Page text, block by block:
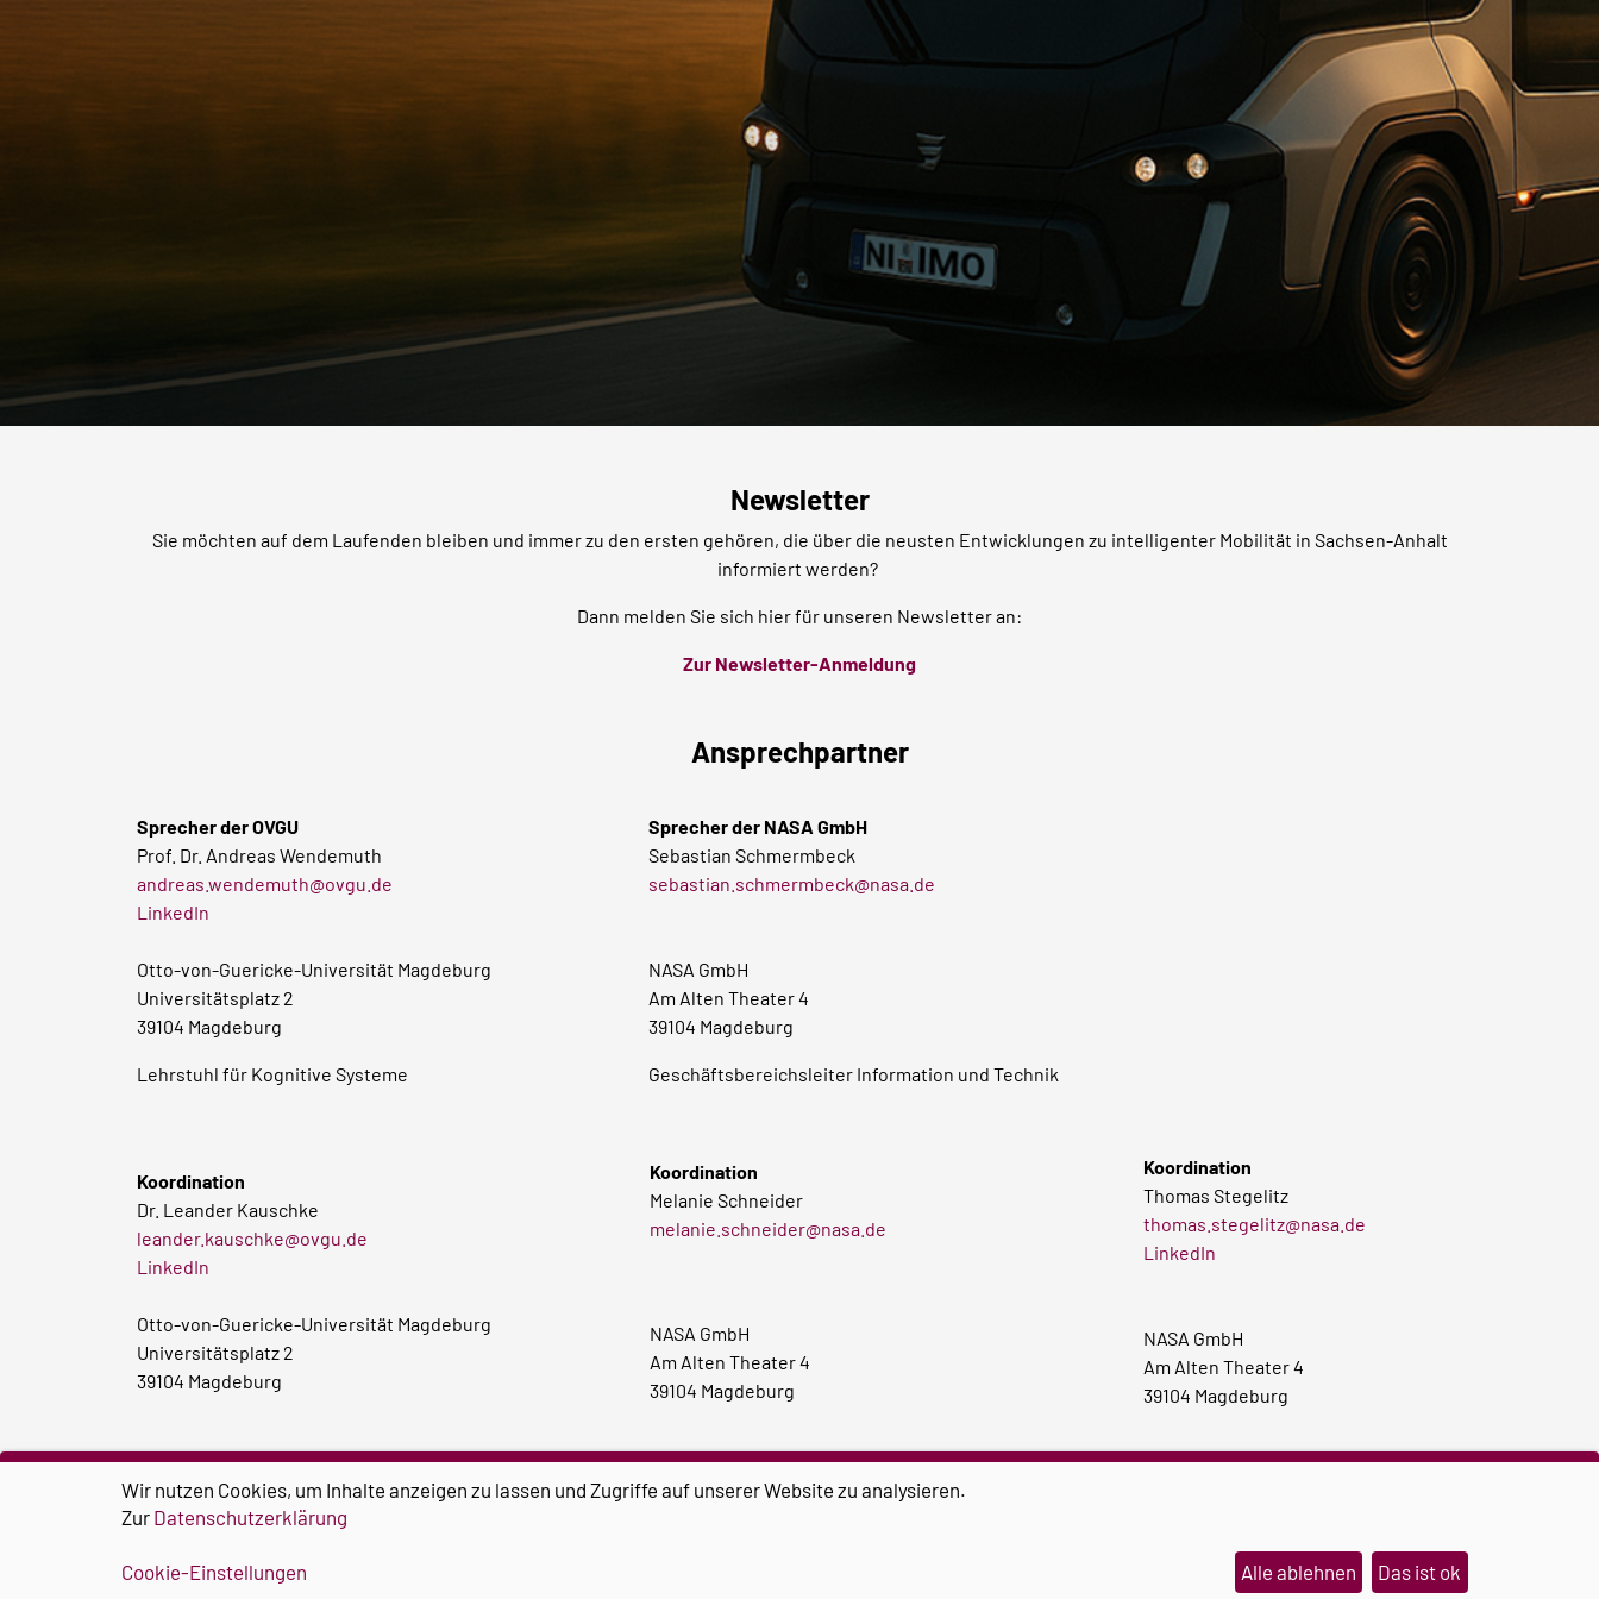
Newsletter
Sie möchten auf dem Laufenden bleiben und immer zu den ersten gehören, die über die neusten Entwicklungen zu intelligenter Mobilität in Sachsen-Anhalt
informiert werden?
Dann melden Sie sich hier für unseren Newsletter an:
Zur Newsletter-Anmeldung
Ansprechpartner
Sprecher der OVGU
Prof. Dr. Andreas Wendemuth
andreas.wendemuth@ovgu.de
LinkedIn
Otto-von-Guericke-Universität Magdeburg
Universitätsplatz 2
39104 Magdeburg
Lehrstuhl für Kognitive Systeme
Sprecher der NASA GmbH
Sebastian Schmermbeck
sebastian.schmermbeck@nasa.de
NASA GmbH
Am Alten Theater 4
39104 Magdeburg
Geschäftsbereichsleiter Information und Technik
Koordination
Dr. Leander Kauschke
leander.kauschke@ovgu.de
LinkedIn
Otto-von-Guericke-Universität Magdeburg
Universitätsplatz 2
39104 Magdeburg
Koordination
Melanie Schneider
melanie.schneider@nasa.de
NASA GmbH
Am Alten Theater 4
39104 Magdeburg
Koordination
Thomas Stegelitz
thomas.stegelitz@nasa.de
LinkedIn
NASA GmbH
Am Alten Theater 4
39104 Magdeburg
Wir nutzen Cookies, um Inhalte anzeigen zu lassen und Zugriffe auf unserer Website zu analysieren.
Zur Datenschutzerklärung
Cookie-Einstellungen Alle ablehnen Das ist ok